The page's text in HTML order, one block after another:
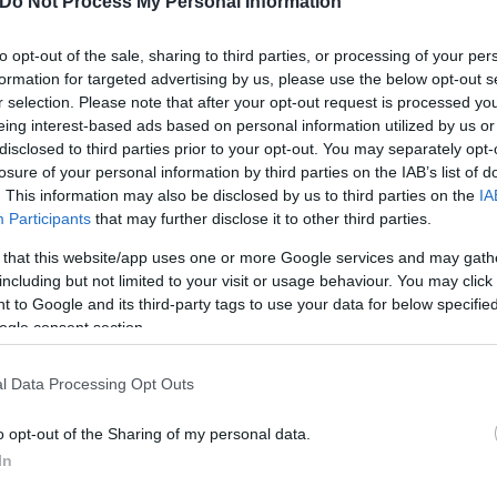
opt-out of the sale, sharing to third parties, or processing of your
for targeted advertising by us, please use the below opt-out
selection. Please note that after your opt-out request is processed
interest-based ads based on personal information utilized by us
to third parties prior to your opt-out. You may separately
of your personal information by third parties on the IAB’s list of
This information may also be disclosed by us to third parties on the
Participants that may further disclose it to other third parties.
that this website/app uses one or more Google services and may
but not limited to your visit or usage behaviour. You may
to Google and its third-party tags to use your data for below
consent section.
Data Processing Opt Outs
opt-out of the Sharing of my personal data.
δημιουργούνται από συκοφαντικές αναφορές
προφανώς επιδιώκουν την απαξίωση και την
μου υπόστασης και διαδρομής, θεωρώ σκόπιμο να
καταστάσεις τη χώρα μου από τη θέση της Γενικής
2015, σηκώνοντας μεγαλύτερο πολιτικό βάρος
κόστος.
(2019-2024) αντιμετωπίσει επιτυχώς
αποτελεσματικότητα για τη στήριξη των
των σοβαρότερων και ουσιαστικότερων